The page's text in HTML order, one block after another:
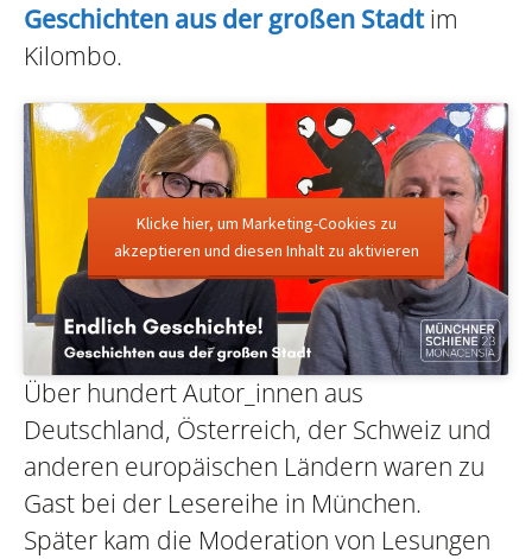
Geschichten aus der großen Stadtim
Kilombo.
Klicke hier, um Marketing-Cookies zu
akzeptieren und diesen Inhalt zu aktivieren
Über hundert Autor_innen aus
Deutschland, Österreich, der Schweiz und
anderen europäischen Ländern waren zu
Gast bei der Lesereihe in München.
Später kam die Moderation von Lesungen